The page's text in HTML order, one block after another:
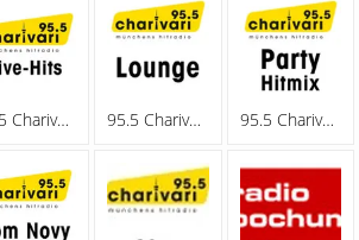
95.5 Charivari - Live-Hits 95.5 Charivari - Lounge 95.5 Charivari - Party Hitmix